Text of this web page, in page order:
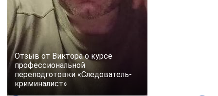
Отзыв от Виктора о курсе
профессиональной
переподготовки «Следователь-
криминалист»